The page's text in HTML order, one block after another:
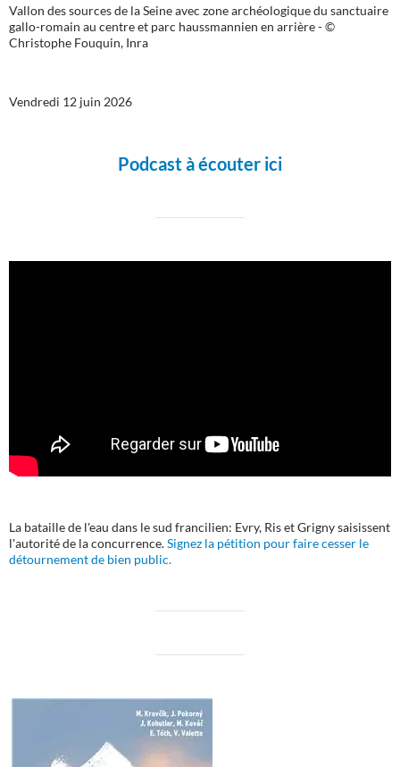
Vallon des sources de la Seine avec zone archéologique du sanctuaire
gallo-romain au centre et parc haussmannien en arrière - ©
Christophe Fouquin, Inra
Vendredi 12 juin 2026
Podcast à écouter ici
La bataille de l'eau dans le sud francilien: Evry, Ris et Grigny saisissent
l'autorité de la concurrence.Signez la pétition pour faire cesser le
détournement de bien public.